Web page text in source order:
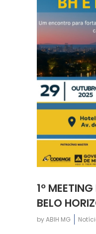
1º
BELO
byABIH MG